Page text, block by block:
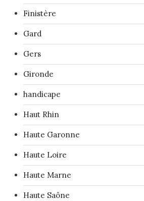
Finistère
Gard
Gers
Gironde
handicape
Haut Rhin
Haute Garonne
Haute Loire
Haute Marne
Haute Saône